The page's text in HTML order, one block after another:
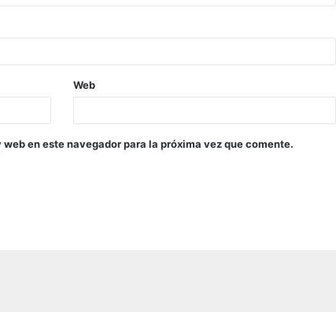
Web
en este navegador para la próxima vez que comente.